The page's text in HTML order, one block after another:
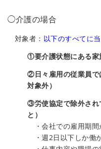
◯介護の場合
対象者： 以下のすべてに
①要介護状態にある家
②日々雇用の従業員で
対象外）
③労使協定で除外され
と）
・会社での雇用期間
・週2日以下しか働